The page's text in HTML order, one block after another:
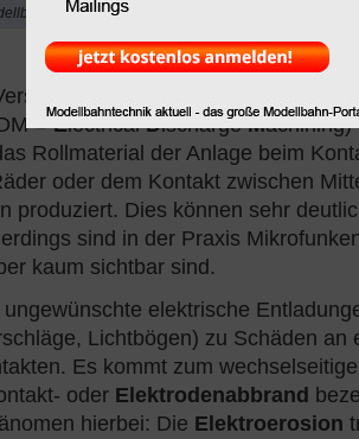
elektrischen
unerwünschter
Die Elektroerosion
=ElectricalDischargeMachining)
Rollmaterial der Anlage beim
oder dem Kontakt zwischen
produziert. Dies können sehr
sind in der Praxis
kaum sichtbar sind.
elektrische
Lichtbögen) zu Schäden an
Es kommt zum
oder Elektrodenabbrand
hierbei: Die Elektroerosion